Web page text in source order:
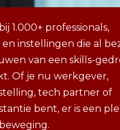
1.000+ professionals,
en instellingen die al
van een skills-
Of je nu werkgever,
tech partner of
bent, er is een